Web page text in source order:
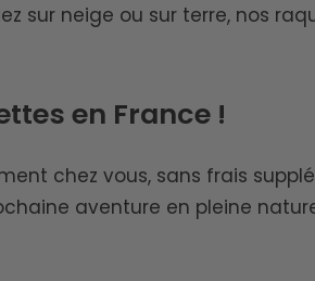
sur neige ou sur terre, nos
en France !
chez vous, sans frais
aventure en pleine